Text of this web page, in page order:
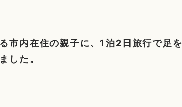
市内在住の親子に、1泊2日旅行で足を
した。